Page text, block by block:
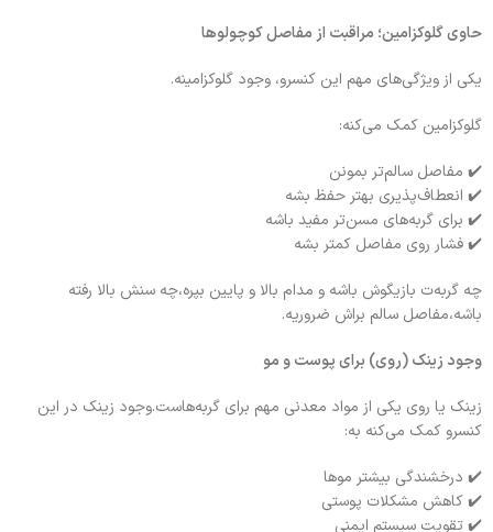
حاوی گلوکزامین؛ مراقبت از مفاصل کوچولوها
یکی از ویژگی‌های مهم این کنسرو، وجود گلوکزامینه.
گلوکزامین کمک می‌کنه:
✔️ مفاصل سالم‌تر بمونن
✔️ انعطاف‌پذیری بهتر حفظ بشه
✔️ برای گربه‌های مسن‌تر مفید باشه
✔️ فشار روی مفاصل کمتر بشه
چه گربه‌ت بازیگوش باشه و مدام بالا و پایین بپره،چه سنش بالا رفته
باشه،مفاصل سالم براش ضروریه.
وجود زینک (روی) برای پوست و مو
زینک یا روی یکی از مواد معدنی مهم برای گربه‌هاست.وجود زینک در این
کنسرو کمک می‌کنه به:
✔️ درخشندگی بیشتر موها
✔️ کاهش مشکلات پوستی
✔️ تقویت سیستم ایمنی